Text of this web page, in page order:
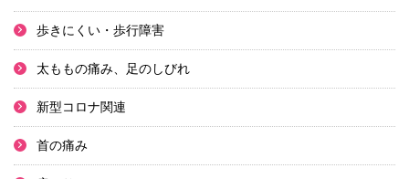
歩きにくい・歩行障害
太ももの痛み、足のしびれ
新型コロナ関連
首の痛み